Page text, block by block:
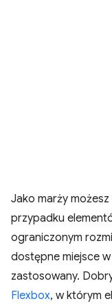
Jako marży
przypadku
ograniczonym
dostępne miejsce
zastosowany.
Flexbox, w którym